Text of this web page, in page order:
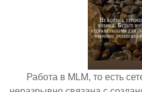
Работа в MLM, то есть